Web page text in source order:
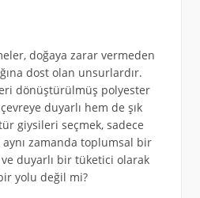
doğaya zarar vermeden
dost olan unsurlardır.
dönüştürülmüş polyester
duyarlı hem de şık
giysileri seçmek, sadece
zamanda toplumsal bir
duyarlı bir tüketici olarak
yolu değil mi?